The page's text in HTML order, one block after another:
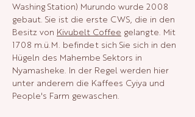
Washing Station) Murundo wurde 2008
gebaut. Sie ist die erste CWS, die in den
Besitz von Kivubelt Coffee gelangte. Mit
1708 m.ü.M. befindet sich Sie sich in den
Hügeln des Mahembe Sektors in
Nyamasheke. In der Regel werden hier
unter anderem die Kaffees Cyiya und
People's Farm gewaschen.